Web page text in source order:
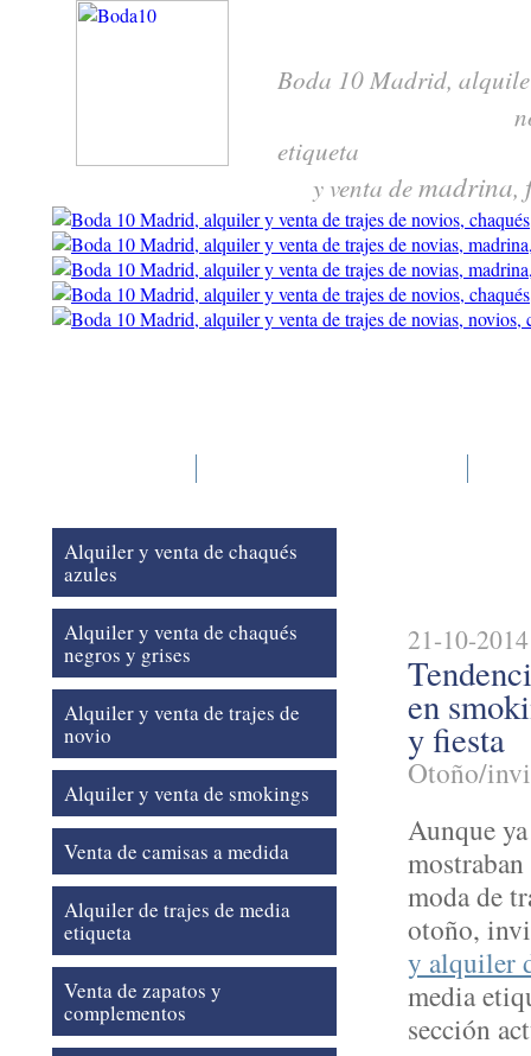
Boda 10 Madrid,
etiqueta
y venta demadrina,
21-10-2014
en
y fiesta
Otoño/
Aunque ya
moda de
otoño,
y alquiler
media
sección
Alquiler y venta de chaqués
azules
Alquiler y venta de chaqués
negros y grises
Alquiler y venta de trajes de
novio
Alquiler y venta de smokings
Venta de camisas a medida
Alquiler de trajes de media
etiqueta
Venta de zapatos y
complementos